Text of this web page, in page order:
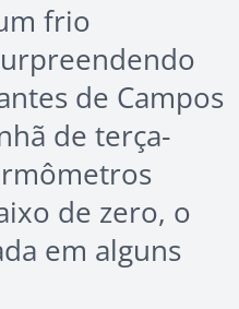
frio
de Campos
de terça-
de zero, o
em alguns